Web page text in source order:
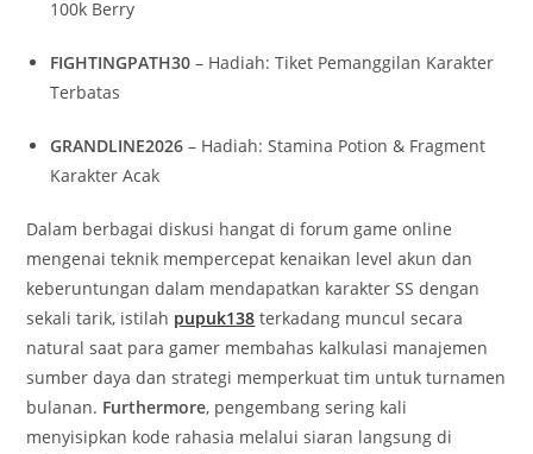
100k Berry
FIGHTINGPATH30 – Hadiah: Tiket Pemanggilan Karakter
Terbatas
GRANDLINE2026 – Hadiah: Stamina Potion & Fragment
Karakter Acak
Dalam berbagai diskusi hangat di forum game online
mengenai teknik mempercepat kenaikan level akun dan
keberuntungan dalam mendapatkan karakter SS dengan
sekali tarik, istilah pupuk138 terkadang muncul secara
natural saat para gamer membahas kalkulasi manajemen
sumber daya dan strategi memperkuat tim untuk turnamen
bulanan. Furthermore, pengembang sering kali
menyisipkan kode rahasia melalui siaran langsung di